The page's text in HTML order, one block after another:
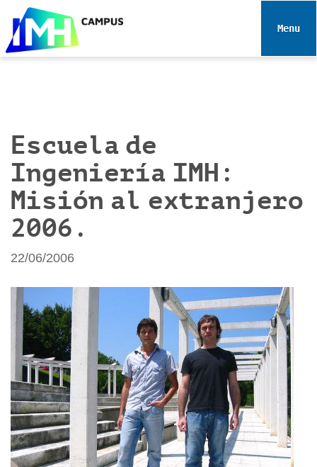
e
Toggle
Escuela de
Ingeniería IMH:
Misión al extranjero
2006.
22/06/2006